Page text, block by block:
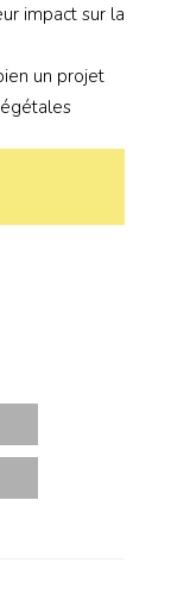
impact sur la
un projet